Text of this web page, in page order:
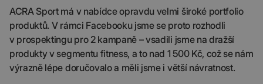
ACRA Sport má v nabídce opravdu velmi široké portfolio
produktů. V rámci Facebooku jsme se proto rozhodli
v prospektingu pro 2 kampaně – vsadili jsme na dražší
produkty v segmentu fitness, a to nad 1 500 Kč, což se nám
výrazně lépe doručovalo a měli jsme i větší návratnost.